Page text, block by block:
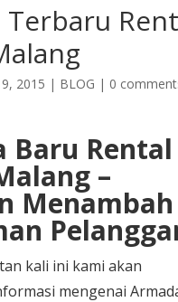
2015 | BLOG | 0
Baru Rental
–
Menambah
kali ini kami akan
mengenai